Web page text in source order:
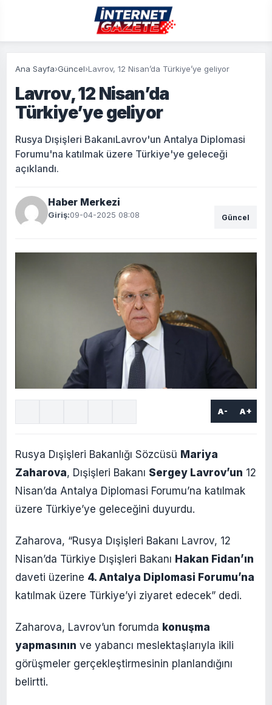
Ana Sayfa›Güncel›Lavrov, 12 Nisan’da Türkiye’ye geliyor
Lavrov, 12 Nisan’da
Türkiye’ye geliyor
Rusya Dışişleri BakanıLavrov'un Antalya Diplomasi
Forumu'na katılmak üzere Türkiye'ye geleceği
açıklandı.
Haber Merkezi
Giriş:09-04-2025 08:08 Güncel
A- A+
Rusya Dışişleri Bakanlığı Sözcüsü Mariya
Zaharova, Dışişleri Bakanı Sergey Lavrov’un 12
Nisan’da Antalya Diplomasi Forumu’na katılmak
üzere Türkiye’ye geleceğini duyurdu.
Zaharova, “Rusya Dışişleri Bakanı Lavrov, 12
Nisan’da Türkiye Dışişleri Bakanı Hakan Fidan’ın
daveti üzerine 4. Antalya Diplomasi Forumu’na
katılmak üzere Türkiye’yi ziyaret edecek” dedi.
Zaharova, Lavrov’un forumda konuşma
yapmasının ve yabancı meslektaşlarıyla ikili
görüşmeler gerçekleştirmesinin planlandığını
belirtti.